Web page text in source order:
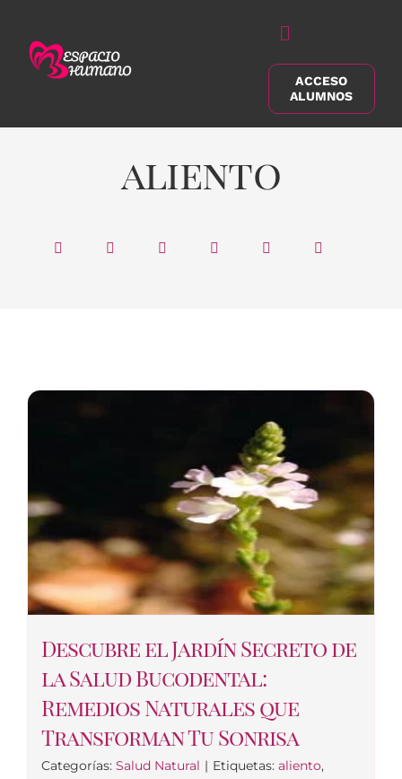
contenido
Alternar
navegación
Buscar:
ACCESO
ALUMNOS
aliento
Descubre el Jardín Secreto de
la Salud Bucodental:
Remedios Naturales que
Transforman Tu Sonrisa
Categorías: Salud Natural | Etiquetas: aliento,